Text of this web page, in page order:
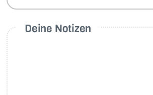
Deine Notizen